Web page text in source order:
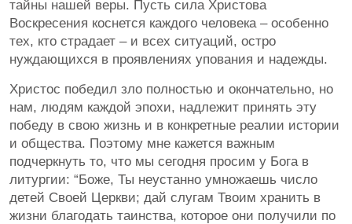
тайны нашей веры. Пусть сила Христова
Воскресения коснется каждого человека – особенно
тех, кто страдает – и всех ситуаций, остро
нуждающихся в проявлениях упования и надежды.
Христос победил зло полностью и окончательно, но
нам, людям каждой эпохи, надлежит принять эту
победу в свою жизнь и в конкретные реалии истории
и общества. Поэтому мне кажется важным
подчеркнуть то, что мы сегодня просим у Бога в
литургии: “Боже, Ты неустанно умножаешь число
детей Своей Церкви; дай слугам Твоим хранить в
жизни благодать таинства, которое они получили по